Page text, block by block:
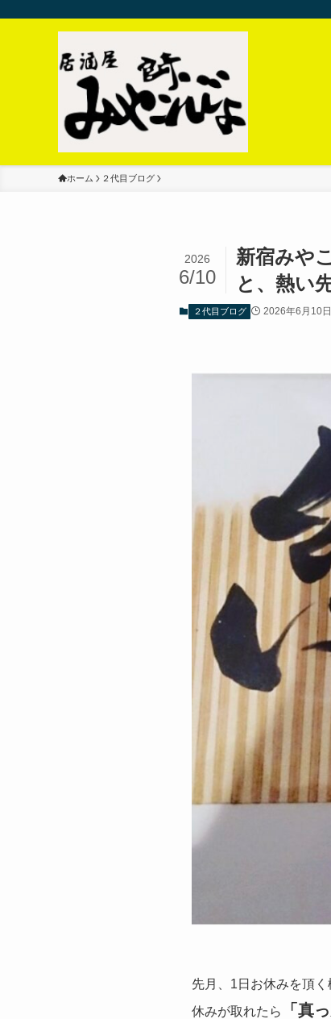
ホーム ２代目ブログ
新宿みや
と、熱い
2026
6/10
２代目ブログ 2026年6月10日
先月、1日お休みを頂く
休みが取れたら
「真